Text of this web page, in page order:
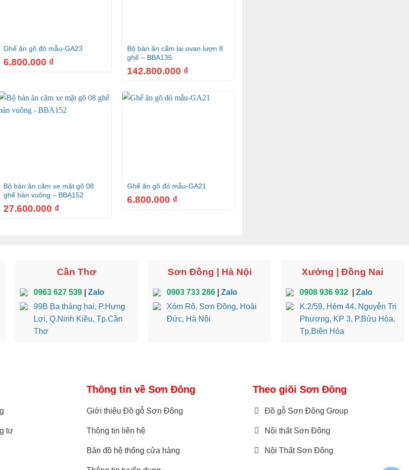
tế từ những nhà thiết kế lừng danh nhất trên thế giới. Với hàng
đều có những đường vân cực uyển chuyển, tự nhiên, sắc nét.
thước dài 198cm x rộng 98cm x cao 80cm
là 198 x 98 x 80 (cm).
năng tài chính dư dả thì sản phẩm này chắc chắn là sự lựa chọn
Ghế ăn gõ đỏ mẫu-GA23
6.800.000 ₫
Bộ bàn ăn cẩm lai ovan lượn 8
ghế – BBA135
142.800.000 ₫
Bộ bàn ăn căm xe mặt gõ 08
ghế bàn vuông – BBA152
27.600.000 ₫
Ghế ăn gõ đỏ mẫu-GA21
6.800.000 ₫
Cần Thơ
0963 627 539 |Zalo
99B Ba tháng hai, P.Hưng
Lợi, Q.Ninh Kiều, Tp.Cần
Thơ
Sơn Đồng | Hà Nội
0903 733 286 |Zalo
Xóm Rô, Sơn Đồng, Hoài
Đức, Hà Nội
Xưởng | Đồng Nai
0908 936 932
Zalo
K.2/59, Hẻm 44, Nguyễn Tri
Phương, KP 3, P.Bửu Hòa,
Tp.Biên Hòa
tư
Thông tin về Sơn Đông
Giới thiệu Đồ gỗ Sơn Đông
Thông tin liên hệ
Bản đồ hệ thống cửa hàng
Theo giõi Sơn Đông
Đồ gỗ Sơn Đông Group
Nội thất Sơn Đông
Nội Thất Sơn Đông